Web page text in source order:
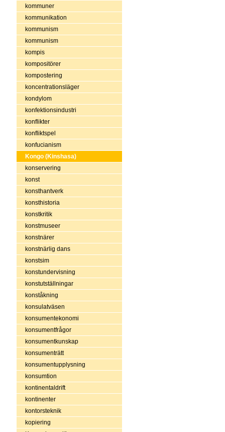
kommuner
kommunikation
kommunism
kommunism
kompis
kompositörer
kompostering
koncentrationsläger
kondylom
konfektionsindustri
konflikter
konfliktspel
konfucianism
Kongo (Kinshasa)
konservering
konst
konsthantverk
konsthistoria
konstkritik
konstmuseer
konstnärer
konstnärlig dans
konstsim
konstundervisning
konstutställningar
konståkning
konsulatväsen
konsumentekonomi
konsumentfrågor
konsumentkunskap
konsumenträtt
konsumentupplysning
konsumtion
kontinentaldrift
kontinenter
kontorsteknik
kopiering